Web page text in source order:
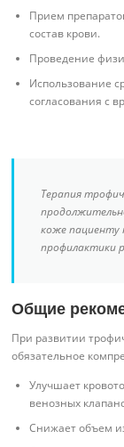
Прием
состав крови.
Проведение
Использование
согласования с
Терапия
коже пациенту
профилактики
Общие
При развитии
обязательное
Улучшает
венозных
Снижает объем